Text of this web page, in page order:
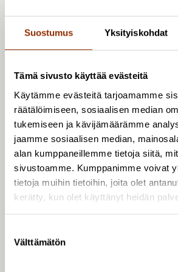
Suostumus Yksityiskohdat
Tämä sivusto käyttää evästeitä
Käytämme evästeitä tarjoamamme
räätälöimiseen, sosiaalisen median
tukemiseen ja kävijämäärämme
jaamme sosiaalisen median,
alan kumppaneillemme tietoja siitä,
sivustoamme. Kumppanimme voivat
tietoja muihin tietoihin, joita olet
kerätty, kun olet käyttänyt heidän
Välttämätön
erikoistutkija Mervi Luonila,
mervi.luonila@cupore.fi
https://www.cupore.fi/fi/
eet/oulu2026
Oulu2026-verkkosivusto
https://www.oulu2026.eu/ja
https://www.oulu2026.eu/
Opetus- ja kulttuuriministeriön
kulttuuripääkaupunki 2026:
https://minedu.fi/